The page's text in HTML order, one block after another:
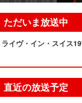
ただいま放送中
イヴ・イン・スイス
直近の放送予定